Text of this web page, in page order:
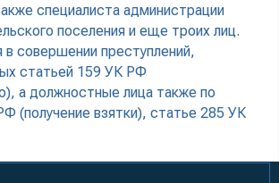
специалиста администрации
поселения и еще троих лиц.
совершении преступлений,
статьей 159 УК РФ
а должностные лица также по
(получение взятки), статье 285 УК